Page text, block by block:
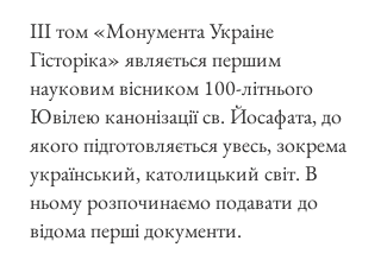
III том «Монумента Украіне
Гісторіка» являється першим
науковим вісником 100-літнього
Ювілею канонізації св. Йосафата, до
якого підготовляється увесь, зокрема
український, католицький світ. В
ньому розпочинаємо подавати до
відома перші документи.